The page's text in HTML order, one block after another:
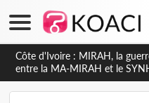
Côte d'Ivoire : Indépendance
environnement démocratique